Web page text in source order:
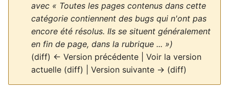
avec « Toutes les pages contenus dans cette
catégorie contiennent des bugs qui n'ont pas
encore été résolus. Ils se situent généralement
en fin de page, dans la rubrique ... »)
(diff) ← Version précédente | Voir la version
actuelle (diff) | Version suivante → (diff)